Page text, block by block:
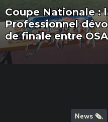
Coupe Nationale :
Professionnel
de finale entre
News 🗞️